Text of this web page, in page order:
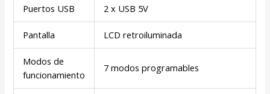
Puertos USB 2 x USB 5V
Pantalla LCD retroiluminada
Modos de
funcionamiento
7 modos programables